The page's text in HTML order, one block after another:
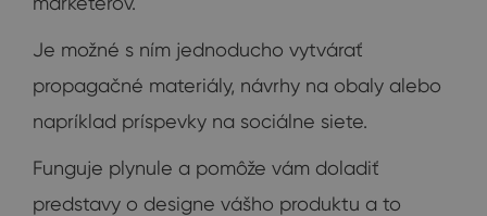
Je možné s ním jednoducho vytvárať
propagačné materiály, návrhy na obaly alebo
napríklad príspevky na sociálne siete.
Funguje plynule a pomôže vám doladiť
predstavy o designe vášho produktu a to